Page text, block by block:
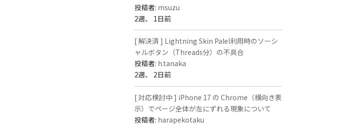
投稿者: msuzu
2週、 1日前
[ 解決済 ] Lightning Skin Palel利用時のソーシ
ャルボタン（Threads分）の不具合
投稿者: h.tanaka
2週、 2日前
[ 対応検討中 ] iPhone 17 の Chrome（横向き表
示）でページ全体が左にずれる現象について
投稿者: harapekotaku